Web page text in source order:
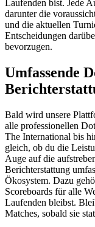
Laufenden bist. Jede
darunter die
und die aktuellen
Entscheidungen
bevorzugen.
Umfassende
Bald wird unsere
alle professionellen
The International bis
gleich, ob du die
Auge auf die
Berichterstattung
Ökosystem. Dazu
Scoreboards für alle
Laufenden bleibst.
Matches, sobald sie